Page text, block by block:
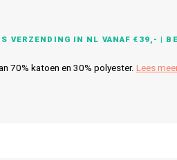
VERZENDING IN NL VANAF €39,- |
70% katoen en 30% polyester. Lees